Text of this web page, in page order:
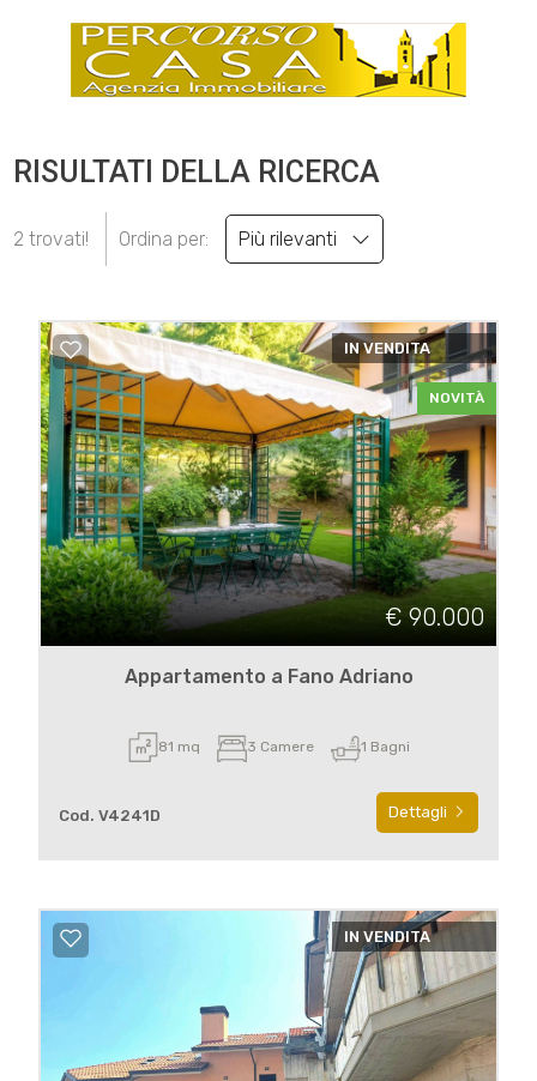
RISULTATI DELLA RICERCA
2 trovati! Ordina per: Più rilevanti
IN VENDITA
NOVITÀ
€ 90.000
Appartamento a Fano Adriano
81 mq 3 Camere 1 Bagni
Cod. V4241D Dettagli
IN VENDITA